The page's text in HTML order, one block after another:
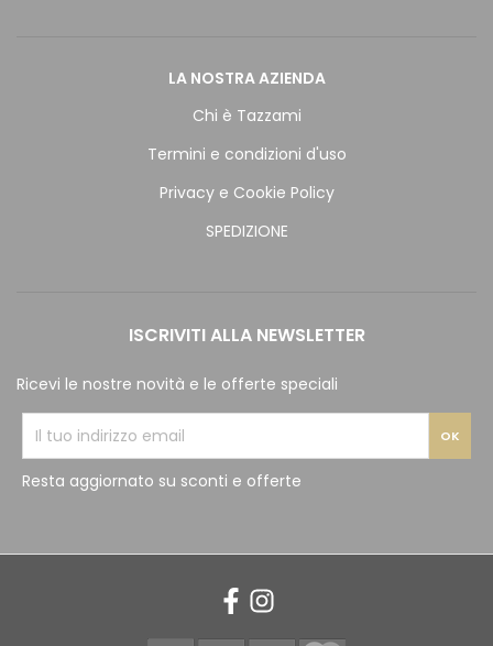
LA NOSTRA AZIENDA
Chi è Tazzami
Termini e condizioni d'uso
Privacy e Cookie Policy
SPEDIZIONE
ISCRIVITI ALLA NEWSLETTER
Ricevi le nostre novità e le offerte speciali
Resta aggiornato su sconti e offerte